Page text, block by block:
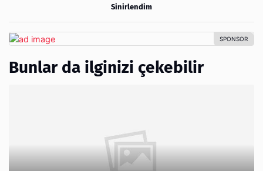
Sinirlendim
Bunlar da ilginizi çekebilir